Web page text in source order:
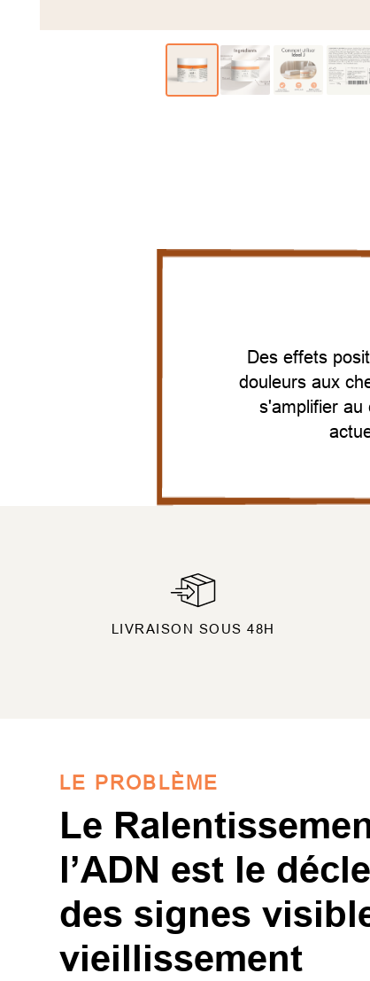
Des effets
douleurs aux
s'amplifier au
LIVRAISON SOUS 48H
LE PROBLÈME
Le
l’ADN est le
des signes
vieillissement